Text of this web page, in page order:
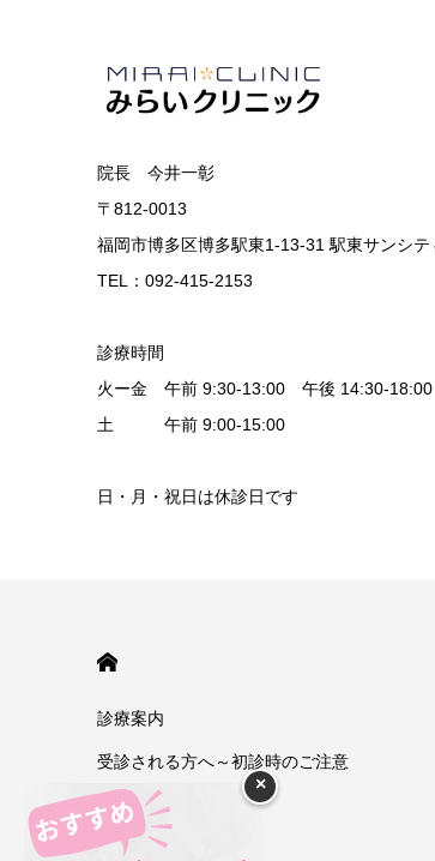
院長 今井一彰
〒812-0013
福岡市博多区博多駅東1-13-31 駅東サンシテ
TEL：092-415-2153
診療時間
火ー金 午前 9:30-13:00 午後 14:30-18:00
土 午前 9:00-15:00
日・月・祝日は休診日です
診療案内
受診される方へ～初診時のご注意
今井一彰 院長紹介
あいうべ体操
×